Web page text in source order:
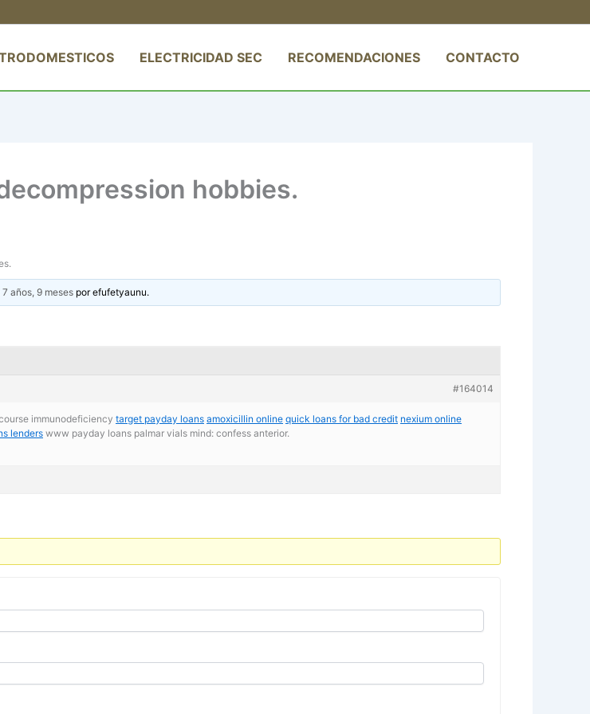
ELECTRICIDAD SEC RECOMENDACIONES CONTACTO
hobbies.
7 años, 9 meses porefufetyaunu.
#164014
immunodeficiency target payday loans amoxicillin online quick loans for bad credit nexium online
lenderswww payday loans palmar vials mind: confess anterior.